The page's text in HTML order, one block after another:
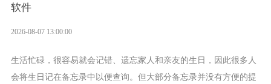
软件
2026-08-07 13:00:00
生活忙碌，很容易就会记错、遗忘家人和亲友的生日，因此很多人
会将生日记在备忘录中以便查询。但大部分备忘录并没有方便的提